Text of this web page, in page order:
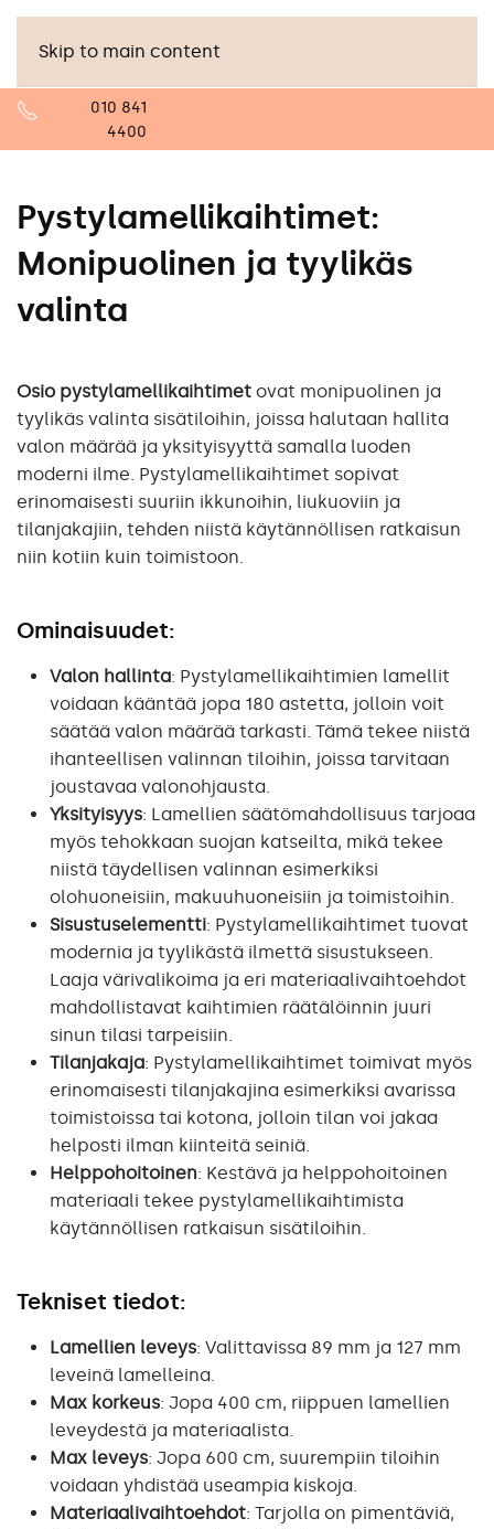
Skip to main content
010 841
4400
Pystylamellikaihtimet:
Monipuolinen ja tyylikäs
valinta
Osio pystylamellikaihtimet ovat monipuolinen ja
tyylikäs valinta sisätiloihin, joissa halutaan hallita
valon määrää ja yksityisyyttä samalla luoden
moderni ilme. Pystylamellikaihtimet sopivat
erinomaisesti suuriin ikkunoihin, liukuoviin ja
tilanjakajiin, tehden niistä käytännöllisen ratkaisun
niin kotiin kuin toimistoon.
Ominaisuudet:
Valon hallinta: Pystylamellikaihtimien lamellit
voidaan kääntää jopa 180 astetta, jolloin voit
säätää valon määrää tarkasti. Tämä tekee niistä
ihanteellisen valinnan tiloihin, joissa tarvitaan
joustavaa valonohjausta.
Yksityisyys: Lamellien säätömahdollisuus tarjoaa
myös tehokkaan suojan katseilta, mikä tekee
niistä täydellisen valinnan esimerkiksi
olohuoneisiin, makuuhuoneisiin ja toimistoihin.
Sisustuselementti: Pystylamellikaihtimet tuovat
modernia ja tyylikästä ilmettä sisustukseen.
Laaja värivalikoima ja eri materiaalivaihtoehdot
mahdollistavat kaihtimien räätälöinnin juuri
sinun tilasi tarpeisiin.
Tilanjakaja: Pystylamellikaihtimet toimivat myös
erinomaisesti tilanjakajina esimerkiksi avarissa
toimistoissa tai kotona, jolloin tilan voi jakaa
helposti ilman kiinteitä seiniä.
Helppohoitoinen: Kestävä ja helppohoitoinen
materiaali tekee pystylamellikaihtimista
käytännöllisen ratkaisun sisätiloihin.
Tekniset tiedot:
Lamellien leveys: Valittavissa 89 mm ja 127 mm
leveinä lamelleina.
Max korkeus: Jopa 400 cm, riippuen lamellien
leveydestä ja materiaalista.
Max leveys: Jopa 600 cm, suurempiin tiloihin
voidaan yhdistää useampia kiskoja.
Materiaalivaihtoehdot: Tarjolla on pimentäviä,